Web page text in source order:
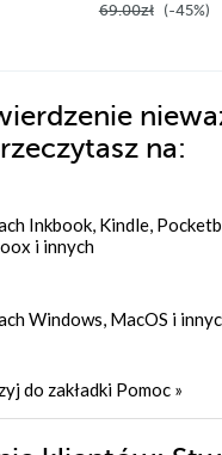
69.00zł (-45%)
na:
Inkbook, Kindle,
i innych
Windows, MacOS i
do zakładki Pomoc »